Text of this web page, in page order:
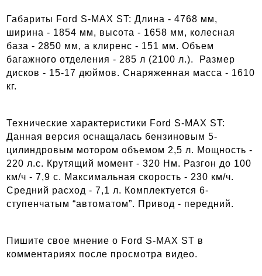
Габариты Ford S-MAX ST: Длина - 4768 мм,
ширина - 1854 мм, высота - 1658 мм, колесная
база - 2850 мм, а клиренс - 151 мм. Объем
багажного отделения - 285 л (2100 л.). Размер
дисков - 15-17 дюймов. Снаряженная масса - 1610
кг.
Технические характеристики Ford S-MAX ST:
Данная версия оснащалась бензиновым 5-
цилиндровым мотором объемом 2,5 л. Мощность -
220 л.с. Крутящий момент - 320 Нм. Разгон до 100
км/ч - 7,9 с. Максимальная скорость - 230 км/ч.
Средний расход - 7,1 л. Комплектуется 6-
ступенчатым “автоматом”. Привод - передний.
Пишите свое мнение о Ford S-MAX ST в
комментариях после просмотра видео.